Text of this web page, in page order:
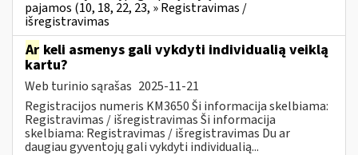
pajamos (10, 18, 22, 23, » Registravimas /
išregistravimas
Ar keli asmenys gali vykdyti individualią veiklą
kartu?
Web turinio sąrašas 2025-11-21
Registracijos numeris KM3650 Ši informacija skelbiama:
Registravimas / išregistravimas Ši informacija
skelbiama: Registravimas / išregistravimas Du ar
daugiau gyventojų gali vykdyti individualią...